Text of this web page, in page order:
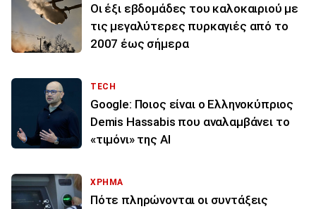
Οι έξι εβδομάδες του καλοκαιριού με
τις μεγαλύτερες πυρκαγιές από το
2007 έως σήμερα
TECH
Google: Ποιος είναι ο Ελληνοκύπριος
Demis Hassabis που αναλαμβάνει το
«τιμόνι» της ΑΙ
ΧΡΗΜΑ
Πότε πληρώνονται οι συντάξεις